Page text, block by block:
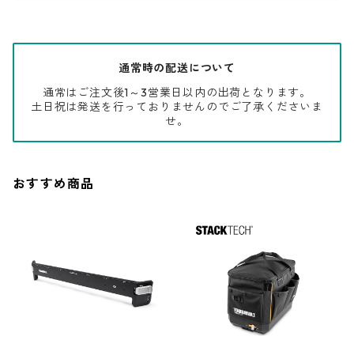
通常時の配送について
通常はご注文後1～3営業日以内の出荷となります。
土日祝は発送を行っておりませんのでご了承くださいま
せ。
おすすめ商品